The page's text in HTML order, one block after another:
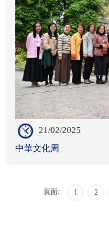
21/02/2025
中華文化周
頁面: 1 2